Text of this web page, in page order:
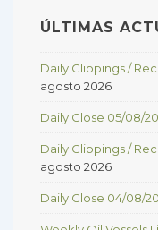
ÚLTIMAS
Daily Clippings /
agosto 2026
Daily Close 05/08/
Daily Clippings /
agosto 2026
Daily Close 04/08/